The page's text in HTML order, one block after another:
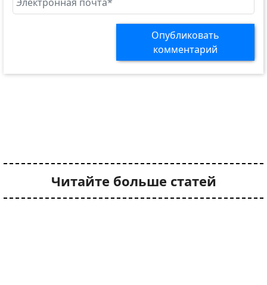
Опубликовать
комментарий
Читайте больше статей